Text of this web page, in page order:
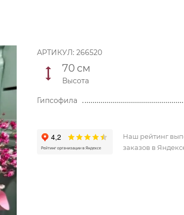
АРТИКУЛ: 266520
70 см
Высота
Гипсофила
Наш рейтинг
заказов в